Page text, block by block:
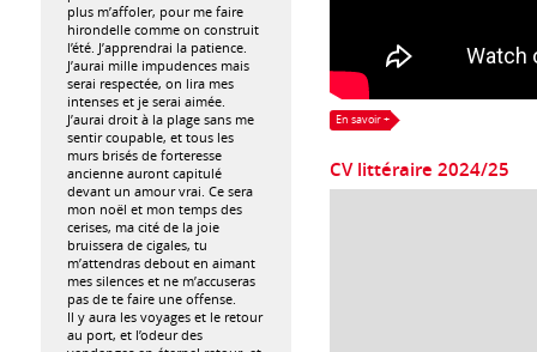
plus m’affoler, pour me faire
hirondelle comme on construit
l’été. J’apprendrai la patience.
J’aurai mille impudences mais
serai respectée, on lira mes
intenses et je serai aimée.
J’aurai droit à la plage sans me
sentir coupable, et tous les
murs brisés de forteresse
ancienne auront capitulé
devant un amour vrai. Ce sera
mon noël et mon temps des
cerises, ma cité de la joie
bruissera de cigales, tu
m’attendras debout en aimant
mes silences et ne m’accuseras
pas de te faire une offense.
Il y aura les voyages et le retour
au port, et l’odeur des
En savoir +
CV littéraire 2024/25